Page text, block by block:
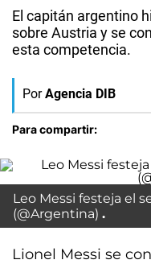
El capitán argentino
sobre Austria y se
esta competencia.
Por Agencia DIB
Para compartir:
Leo Messi festeja el
(@Argentina)
Lionel Messi se